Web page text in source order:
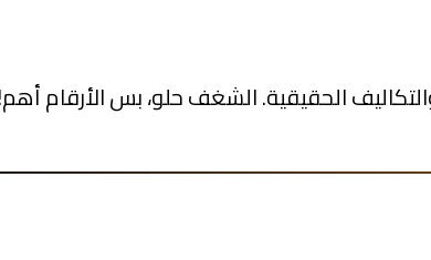
الحقيقية. الشغف حلو، بس الأرقام